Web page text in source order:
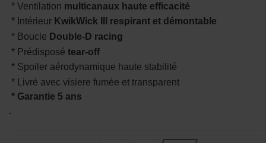
* Ventilation multicanaux haute efficacité
* Intérieur KwikWick III respirant et démontable
* Boucle Double-D racing
* Prédisposé tear-off
* Spoiler aérodynamique haute stabilité
* Livré avec visiere fumée et transparent
* Garantie 5 ans
.